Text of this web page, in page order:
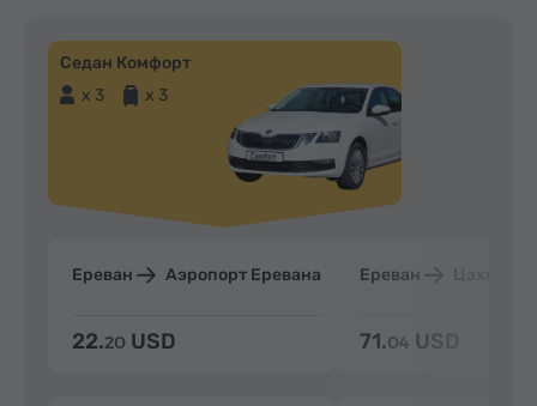
Седан Комфорт
x 3
x 3
Ереван Аэропорт Еревана
22.20 USD
Ереван
71.04 USD